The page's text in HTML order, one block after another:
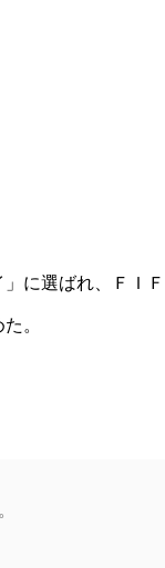
に選ばれ、ＦＩＦ
。